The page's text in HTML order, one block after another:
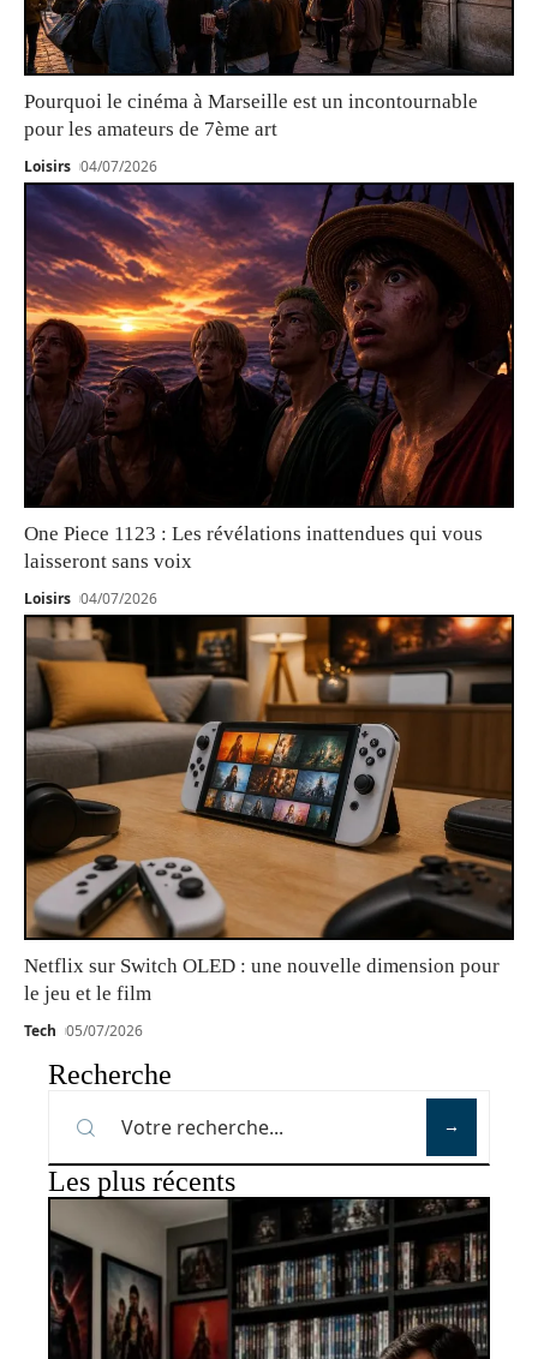
Pourquoi le cinéma à Marseille est un incontournable
pour les amateurs de 7ème art
Loisirs 04/07/2026
One Piece 1123 : Les révélations inattendues qui vous
laisseront sans voix
Loisirs 04/07/2026
Netflix sur Switch OLED : une nouvelle dimension pour
le jeu et le film
Tech 05/07/2026
Recherche
Les plus récents